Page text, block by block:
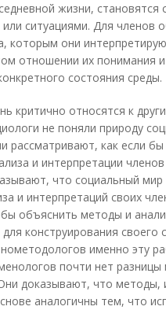
жизни,
ситуациями. Для членов
которым они
отношении их понимания
состояния среды.
критично относятся к
не поняли природу
рассматривают, как если
и интерпретации
что социальный мир
и интерпретаций своих
объяснить методы и
конструирования своего
именно эту
почти нет
доказывают, что методы,
аналогичны тем, что